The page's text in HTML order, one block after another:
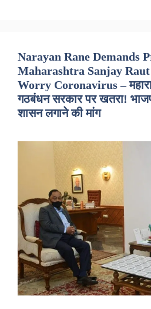
Narayan Rane Demands
Maharashtra Sanjay
Worry Coronavirus –
गठबंधन सरकार पर खतरा!
शासन लगाने की मांग